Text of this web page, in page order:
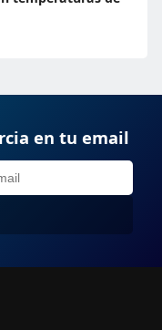
en tu email